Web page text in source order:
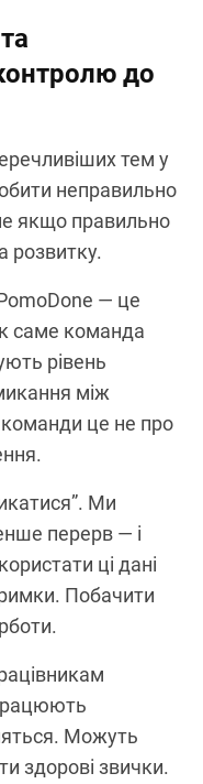
до
тем у
неправильно
якщо правильно
розвитку.
— це
саме команда
рівень
між
це не про
Ми
перерв — і
ці дані
Побачити
Можуть
здорові звички.